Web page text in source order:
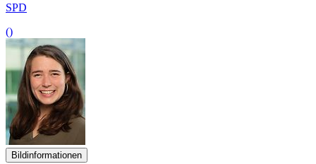
SPD
()
Bildinformationen